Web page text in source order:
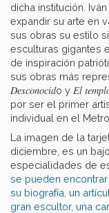
dicha institución.
expandir su arte en
sus obras su estilo
esculturas gigantes
de inspiración
sus obras más
Desconocido y El
por ser el primer
individual en el
La imagen de la
diciembre, es un
especialidades de
se pueden
su biografía, un
gran escultor, una